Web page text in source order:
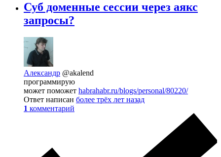
Суб доменные сессии через аякс
запросы?
Александр @akalend
программирую
может поможет habrahabr.ru/blogs/personal/80220/
Ответ написан более трёх лет назад
1 комментарий